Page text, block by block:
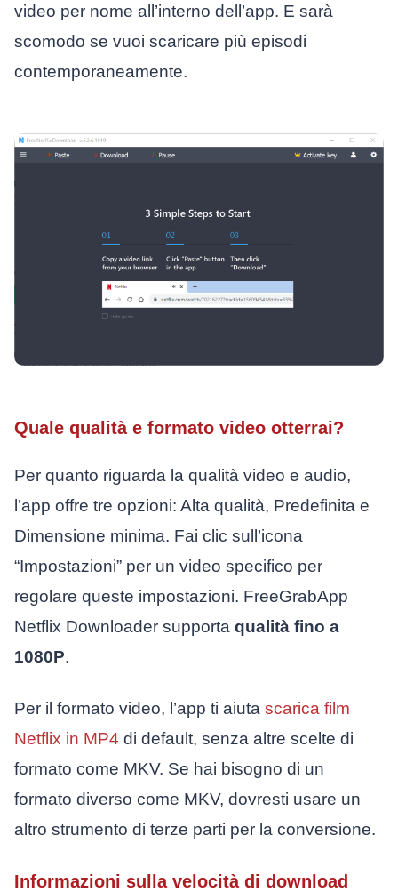
video per nome all’interno dell’app. E sarà
scomodo se vuoi scaricare più episodi
contemporaneamente.
Quale qualità e formato video otterrai?
Per quanto riguarda la qualità video e audio,
l’app offre tre opzioni: Alta qualità, Predefinita e
Dimensione minima. Fai clic sull’icona
“Impostazioni” per un video specifico per
regolare queste impostazioni. FreeGrabApp
Netflix Downloader supporta qualità fino a
1080P.
Per il formato video, l’app ti aiuta scarica film
Netflix in MP4 di default, senza altre scelte di
formato come MKV. Se hai bisogno di un
formato diverso come MKV, dovresti usare un
altro strumento di terze parti per la conversione.
Informazioni sulla velocità di download